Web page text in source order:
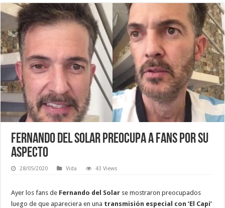
Fernando del Solar preocupa a fans por su
aspecto
28/05/2020 Vida 43 Views
Ayer los fans de Fernando del Solar se mostraron preocupados
luego de que apareciera en una transmisión especial con ‘El Capi’